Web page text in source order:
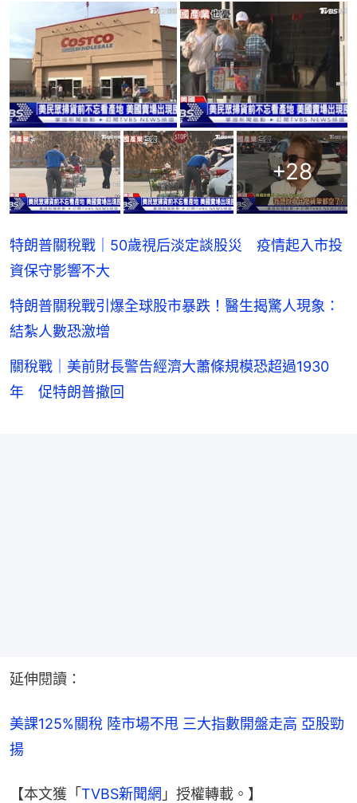
+28
特朗普關稅戰｜50歲視后淡定談股災 疫情起入市投
資保守影響不大
特朗普關稅戰引爆全球股市暴跌！醫生揭驚人現象：
結紮人數恐激增
關稅戰｜美前財長警告經濟大蕭條規模恐超過1930
年 促特朗普撤回
延伸閱讀：
美課125%關稅 陸市場不甩 三大指數開盤走高 亞股勁
揚
【本文獲「TVBS新聞網 」授權轉載。】